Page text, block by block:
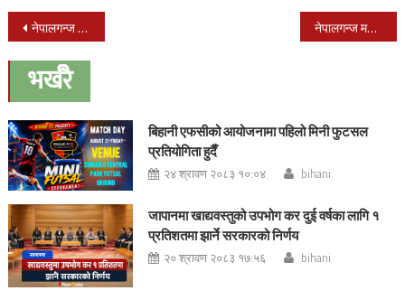
Post
navigation
नेपालगन्ज महोत्सवमा दुर्गेशको धमाकेदार प्रस्तुतीले दर्शकको भिँड थाम्नै गाह्रो नेपालगन्ज महोत्सवमा ज्योतिको प्रस्तुती हेर्न दर्शकको ओइरो
भर्खरै
बिहानी एफसीको आयोजनामा पहिलो मिनी फुटसल
प्रतियोगिता हुदैँ
२४ श्रावण २०८३ १०:०४ bihani
जापानमा खाद्यवस्तुको उपभोग कर दुई वर्षका लागि १
प्रतिशतमा झार्ने सरकारको निर्णय
२० श्रावण २०८३ १७:५६ bihani